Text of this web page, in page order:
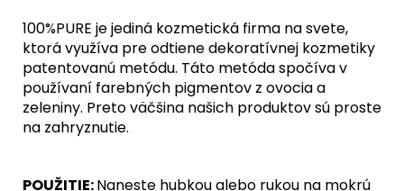
100%PURE je jediná kozmetická firma na svete,
ktorá využíva pre odtiene dekoratívnej kozmetiky
patentovanú metódu. Táto metóda spočíva v
používaní farebných pigmentov z ovocia a
zeleniny. Preto väčšina našich produktov sú proste
na zahryznutie.
POUŽITIE:Naneste hubkou alebo rukou na mokrú